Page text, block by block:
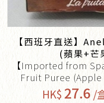
【西班牙直送】
(蘋果+芒
【Imported from
Fruit Puree (Apple
HK$ 27.6 /